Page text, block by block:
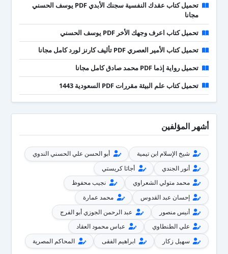
تحميل كتاب عقدك النفسية سجنك الأبدي PDF يوسف الحسني
مجانا
تحميل كتاب اعرف وجهك الأخر PDF يوسف الحسني
تحميل كتاب الأمير العصري PDF تأليف كارنز لورد كامل مجانا
تحميل رواية إذما PDF محمد صادق كامل مجانا
تحميل كتاب علم البيئة مقررات PDF السعودية 1443
أشهر المؤلفين
شيخ الإسلام ابن تيمية
أبو الحسن علي الحسني الندوي
أنور الجندي
أجاثا كريستي
محمد متولي الشعراوي
نجيب محفوظ
إحسان عبد القدوس
محمد عمارة
أنيس منصور
عبد الرحمن الجوزي أبو الفرج
علي الطنطاوي
عباس محمود العقاد
سهيل زكار
ابراهيم الفقى المحاكم المصرية